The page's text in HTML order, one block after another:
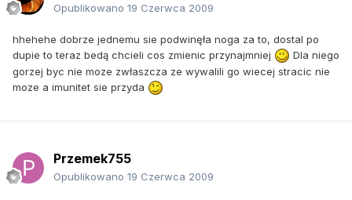
Opublikowano 19 Czerwca 2009
hhehehe dobrze jednemu sie podwinęła noga za to, dostal po
dupie to teraz bedą chcieli cos zmienic przynajmniej
Dla niego
gorzej byc nie moze zwłaszcza ze wywalili go wiecej stracic nie
moze a imunitet sie przyda
Przemek755
Opublikowano 19 Czerwca 2009